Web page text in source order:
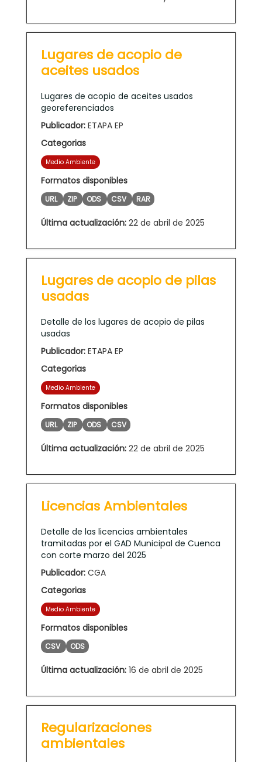
Lugares de acopio de
aceites usados
Lugares de acopio de aceites usados
georeferenciados
Publicador: ETAPA EP
Categorias
Medio Ambiente
Formatos disponibles
URL ZIP ODS CSV RAR
Última actualización: 22 de abril de 2025
Lugares de acopio de pilas
usadas
Detalle de los lugares de acopio de pilas
usadas
Publicador: ETAPA EP
Categorias
Medio Ambiente
Formatos disponibles
URL ZIP ODS CSV
Última actualización: 22 de abril de 2025
Licencias Ambientales
Detalle de las licencias ambientales
tramitadas por el GAD Municipal de Cuenca
con corte marzo del 2025
Publicador: CGA
Categorias
Medio Ambiente
Formatos disponibles
CSV ODS
Última actualización: 16 de abril de 2025
Regularizaciones
ambientales